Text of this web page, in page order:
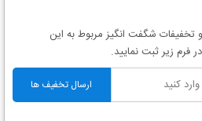
و تخفیفات شگفت انگیز مربوط به این
فرم زیر ثبت نمایید.